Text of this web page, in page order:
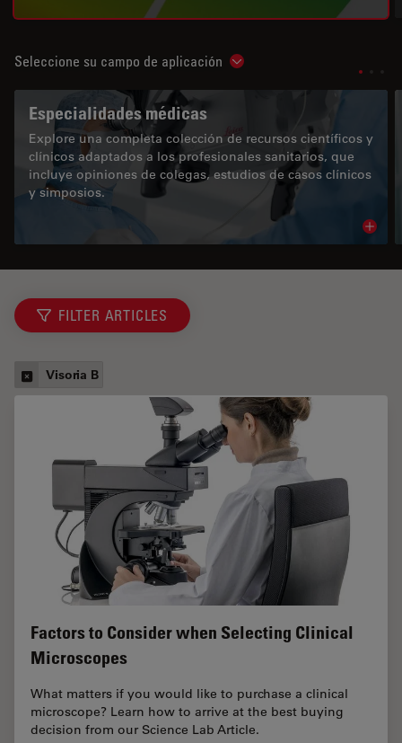
Seleccione su campo de aplicación Show subnavigation
Especialidades médicas
Explore una completa colección de recursos científicos y
clínicos adaptados a los profesionales sanitarios, que
incluye opiniones de colegas, estudios de casos clínicos
y simposios.
FILTER ARTICLES
Visoria B
Factors to Consider when Selecting Clinical
Microscopes
What matters if you would like to purchase a clinical
microscope? Learn how to arrive at the best buying
decision from our Science Lab Article.